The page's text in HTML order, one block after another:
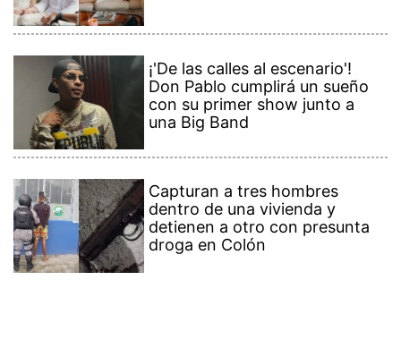
¡'De las calles al escenario'!
Don Pablo cumplirá un sueño
con su primer show junto a
una Big Band
Capturan a tres hombres
dentro de una vivienda y
detienen a otro con presunta
droga en Colón